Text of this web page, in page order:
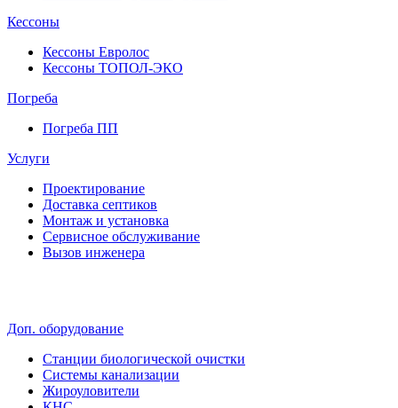
Кессоны
Кессоны Евролос
Кессоны ТОПОЛ-ЭКО
Погребa
Погреба ПП
Услуги
Проектирование
Доставка септиков
Монтаж и установка
Сервисное обслуживание
Вызов инженера
Доп. оборудование
Станции биологической очистки
Системы канализации
Жироуловители